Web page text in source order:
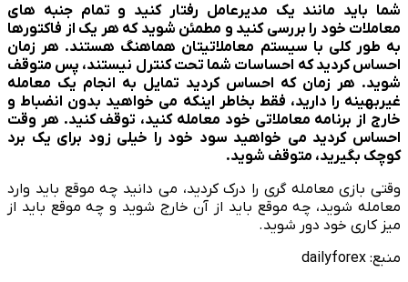
شما باید مانند یک مدیرعامل رفتار کنید و تمام جنبه های
معاملات خود را بررسی کنید و مطمئن شوید که هر یک از فاکتورها
به طور کلی با سیستم معاملاتیتان هماهنگ هستند. هر زمان
احساس کردید که احساسات شما تحت کنترل نیستند، پس متوقف
شوید. هر زمان که احساس کردید تمایل به انجام یک معامله
غیربهینه را دارید، فقط بخاطر اینکه می خواهید بدون انضباط و
خارج از برنامه معاملاتی خود معامله کنید، توقف کنید. هر وقت
احساس کردید می خواهید سود خود را خیلی زود برای یک برد
کوچک بگیرید، متوقف شوید.
وقتی بازی معامله ‌گری را درک کردید، می دانید چه موقع باید وارد
معامله شوید، چه موقع باید از آن خارج شوید و چه موقع باید از
میز کاری خود دور شوید.
منبع: dailyforex